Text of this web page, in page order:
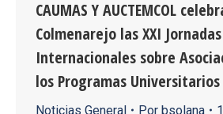
CAUMAS Y AUCTEMCOL
Colmenarejo las XXI Jornadas
Internacionales sobre
los Programas
Noticias General Por bsolana